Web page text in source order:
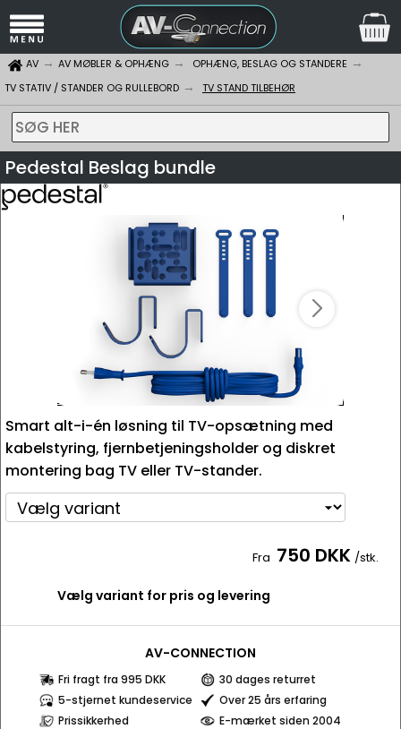
AV AV MØBLER & OPHÆNG
OPHÆNG, BESLAG OG STANDERE
TV STATIV / STANDER OG RULLEBORD
TV STAND TILBEHØR
SØG HER
Pedestal Beslag bundle
Smart alt-i-én løsning til TV-opsætning med
kabelstyring, fjernbetjeningsholder og diskret
montering bag TV eller TV-stander.
Fra 750 DKK /stk.
Vælg variant for pris og levering
AV-CONNECTION
Fri fragt fra 995 DKK
30 dages returret
5-stjernet kundeservice
Over 25 års erfaring
Prissikkerhed
E-mærket siden 2004